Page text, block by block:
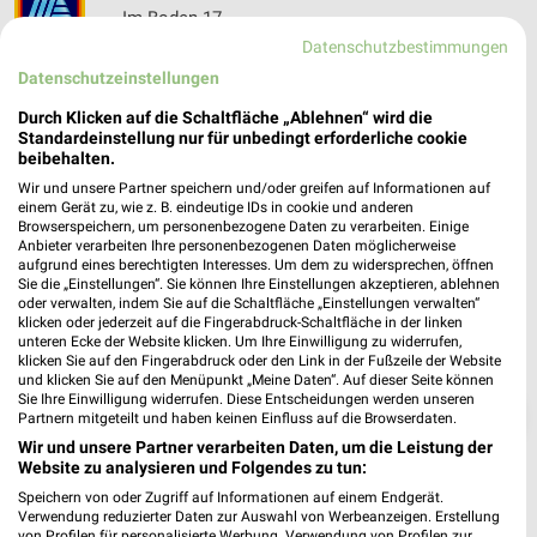
❯
Im Boden 17
65795 Hattersheim am Main
Heute 08:00 - 20:00 Uhr |
437,76 km • Angebote: 6 Prospekte
Datenschutzbestimmungen
Datenschutzeinstellungen
Durch Klicken auf die Schaltfläche „Ablehnen“ wird die
Standardeinstellung nur für unbedingt erforderliche cookie
beibehalten.
Wir und unsere Partner speichern und/oder greifen auf Informationen auf
einem Gerät zu, wie z. B. eindeutige IDs in cookie und anderen
Browserspeichern, um personenbezogene Daten zu verarbeiten. Einige
Anbieter verarbeiten Ihre personenbezogenen Daten möglicherweise
aufgrund eines berechtigten Interesses. Um dem zu widersprechen, öffnen
Sie die „Einstellungen“. Sie können Ihre Einstellungen akzeptieren, ablehnen
oder verwalten, indem Sie auf die Schaltfläche „Einstellungen verwalten“
klicken oder jederzeit auf die Fingerabdruck-Schaltfläche in der linken
unteren Ecke der Website klicken. Um Ihre Einwilligung zu widerrufen,
klicken Sie auf den Fingerabdruck oder den Link in der Fußzeile der Website
und klicken Sie auf den Menüpunkt „Meine Daten“. Auf dieser Seite können
Sie Ihre Einwilligung widerrufen. Diese Entscheidungen werden unseren
Partnern mitgeteilt und haben keinen Einfluss auf die Browserdaten.
Wir und unsere Partner verarbeiten Daten, um die Leistung der
Website zu analysieren und Folgendes zu tun:
Speichern von oder Zugriff auf Informationen auf einem Endgerät.
Verwendung reduzierter Daten zur Auswahl von Werbeanzeigen. Erstellung